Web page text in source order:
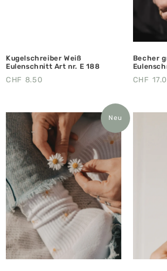
Kugelschreiber Weiß
Eulenschnitt Art nr. E 188
CHF 8.50
Becher
CHF
Neu